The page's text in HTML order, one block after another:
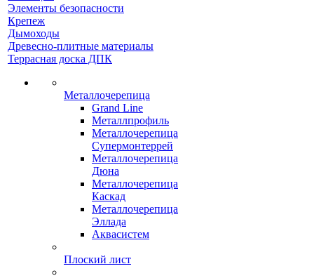
Элементы безопасности
Крепеж
Дымоходы
Древесно-плитные материалы
Террасная доска ДПК
Металлочерепица
Grand Line
Металлпрофиль
Металлочерепица
Супермонтеррей
Металлочерепица
Дюна
Металлочерепица
Каскад
Металлочерепица
Эллада
Аквасистем
Плоский лист